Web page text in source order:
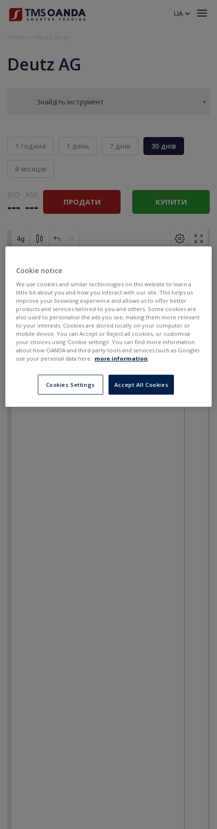
Deutz AG
Знайдіть інструмент
1 година 1 день 7 днів 30 днів
6 місяців
BID
---
ASK
--- ПРОДАТИ КУПИТИ
UA
Cookie notice
We use cookies and similar technologies on this website to learn a
little bit about you and how you interact with our site. This helps us
improve your browsing experience and allows us to offer better
products and services tailored to you and others. Some cookies are
also used to personalise the ads you see, making them more relevant
to your interests. Cookies are stored locally on your computer or
mobile device. You can Accept or Reject all cookies, or customise
your choices using ‘Cookie settings’. You can find more information
about how OANDA and third party tools and services (such as Google)
use your personal data here: more information.
Cookies Settings Accept All Cookies